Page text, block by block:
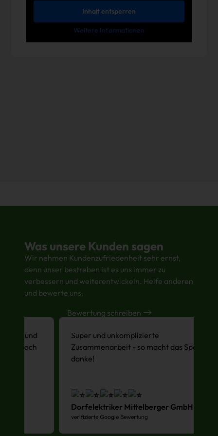
Inhalt entsperren
Weitere Informationen
Was unsere Kunden sagen
Wir nehmen Kundenzufriedenheit sehr ernst,
denn unser bestreben ist es uns immer zu
verbessern und weiterentwickeln. Helfe anderen
und bewerte uns.
Bewertung schreiben
Super und unkomplizierte
Zusammenarbeit - so macht das Spaß,
Dorfelektriker Mittelberger GmbH
verifizierte Google Bewertung